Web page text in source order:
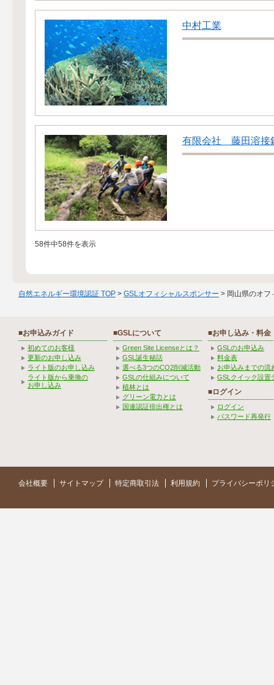
中村工業
有限会社 藤田溶接
58件中58件を表示
自然エネルギー環境認証 TOP > GSLオフィシャルスポンサー > 岡山県のオフ
■お申込みガイド
初めてのお客様
更新のお申し込み
ライト版のお申し込み
ライト版から乗換の
お申し込み
■GSLについて
Green Site Licenseとは？
GSL誕生秘話
選べる3つのCO2削減活動
GSLの仕組みについて
植林とは
グリーン電力とは
国連認証排出権とは
■お申し込み・料金
GSLのお申込み
料金表
お申込みまでの流
GSLクイック設置
■ログイン
ログイン
パスワード再発行
会社概要 サイトマップ 特定商取引法 利用規約 プライバシーポリ